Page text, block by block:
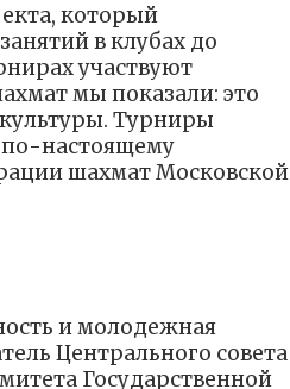
который
в клубах до
участвуют
мы показали: это
культуры. Турниры
настоящему
шахмат Московской
и молодежная
Центрального совета
Государственной